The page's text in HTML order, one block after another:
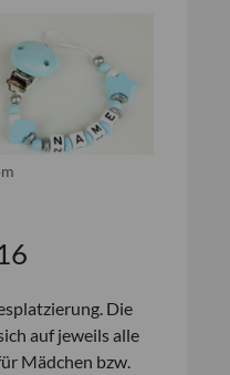
Die
auf jeweils alle
Mädchen bzw.